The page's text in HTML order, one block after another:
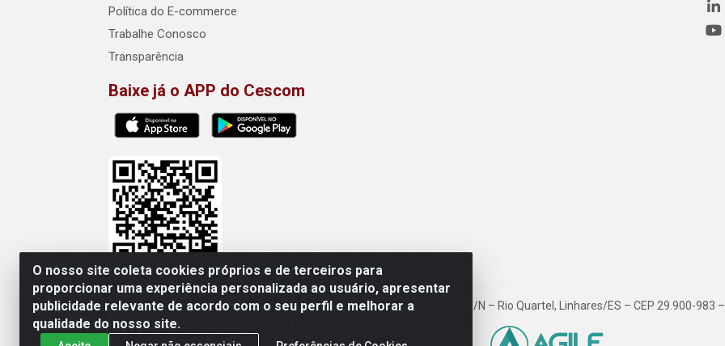
O nosso site coleta cookies próprios e de terceiros para
proporcionar uma experiência personalizada ao usuário, apresentar
publicidade relevante de acordo com o seu perfil e melhorar a
qualidade do nosso site.
Política do E-commerce
Trabalhe Conosco
Transparência
Baixe já o APP do Cescom
Cescom Distribuidor - Rodovia BR 101, Km 163, S/N – Rio Quartel, Linhares/ES – CEP 29.900-983